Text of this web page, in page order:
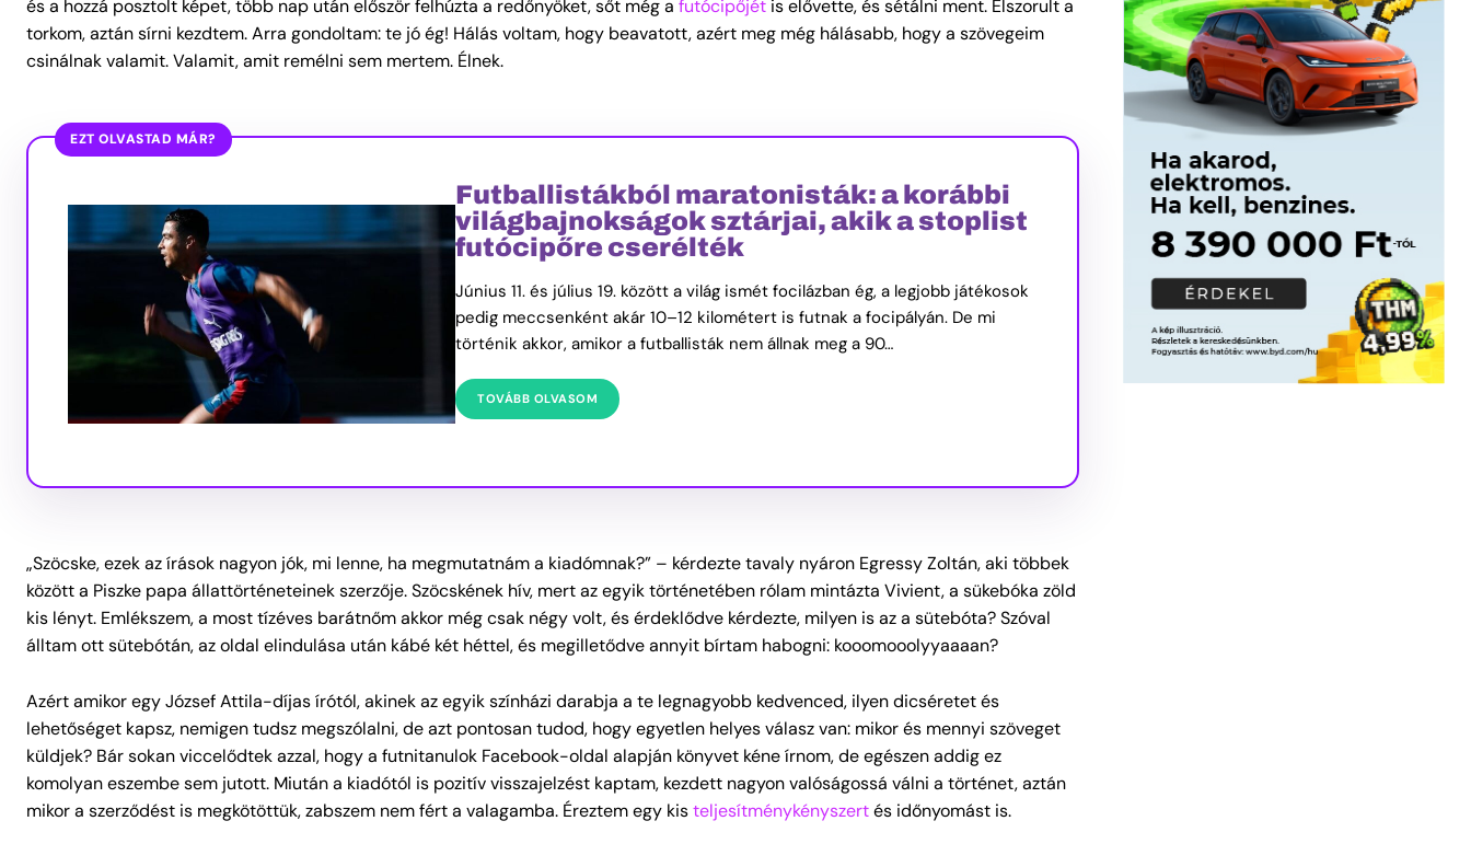
és a hozzá posztolt képet, több nap után először felhúzta a redőnyöket, sőt még a futócipőjét is elővette, és sétálni ment. Elszorult a
torkom, aztán sírni kezdtem. Arra gondoltam: te jó ég! Hálás voltam, hogy beavatott, azért meg még hálásabb, hogy a szövegeim
csinálnak valamit. Valamit, amit remélni sem mertem. Élnek.
EZT OLVASTAD MÁR?
Futballistákból maratonisták: a korábbi
világbajnokságok sztárjai, akik a stoplist
futócipőre cserélték
Június 11. és július 19. között a világ ismét focilázban ég, a legjobb játékosok
pedig meccsenként akár 10–12 kilométert is futnak a focipályán. De mi
történik akkor, amikor a futballisták nem állnak meg a 90…
TOVÁBB OLVASOM
„Szöcske, ezek az írások nagyon jók, mi lenne, ha megmutatnám a kiadómnak?” – kérdezte tavaly nyáron Egressy Zoltán, aki többek
között a Piszke papa állattörténeteinek szerzője. Szöcskének hív, mert az egyik történetében rólam mintázta Vivient, a sükebóka zöld
kis lényt. Emlékszem, a most tízéves barátnőm akkor még csak négy volt, és érdeklődve kérdezte, milyen is az a sütebóta? Szóval
álltam ott sütebótán, az oldal elindulása után kábé két héttel, és megilletődve annyit bírtam habogni: kooomooolyyaaaan?
Azért amikor egy József Attila-díjas írótól, akinek az egyik színházi darabja a te legnagyobb kedvenced, ilyen dicséretet és
lehetőséget kapsz, nemigen tudsz megszólalni, de azt pontosan tudod, hogy egyetlen helyes válasz van: mikor és mennyi szöveget
küldjek? Bár sokan viccelődtek azzal, hogy a futnitanulok Facebook-oldal alapján könyvet kéne írnom, de egészen addig ez
komolyan eszembe sem jutott. Miután a kiadótól is pozitív visszajelzést kaptam, kezdett nagyon valóságossá válni a történet, aztán
mikor a szerződést is megkötöttük, zabszem nem fért a valagamba. Éreztem egy kis teljesítménykényszert és időnyomást is.